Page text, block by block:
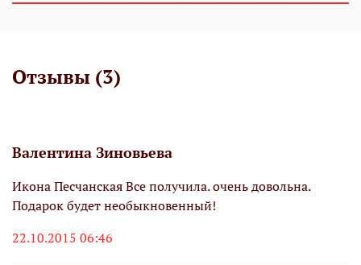
Отзывы (3)
Валентина Зиновьева
Икона Песчанская Все получила. очень довольна.
Подарок будет необыкновенный!
22.10.2015 06:46